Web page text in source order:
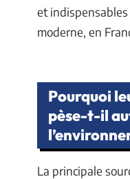
et
moderne, en
Pourquoi
pèse-t-il
La principale